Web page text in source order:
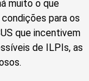
muito o que
para os
que incentivem
de ILPIs, as